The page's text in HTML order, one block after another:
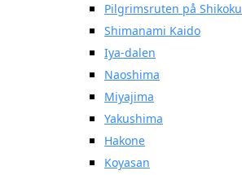
Pilgrimsruten på Shikoku
Shimanami Kaido
Iya-dalen
Naoshima
Miyajima
Yakushima
Hakone
Koyasan